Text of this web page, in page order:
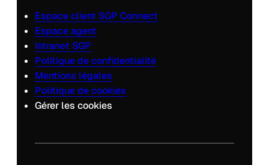
Espace client SGP Connect
Espace agent
Intranet SGP
Politique de confidentialité
Mentions légales
Politique de cookies
Gérer les cookies